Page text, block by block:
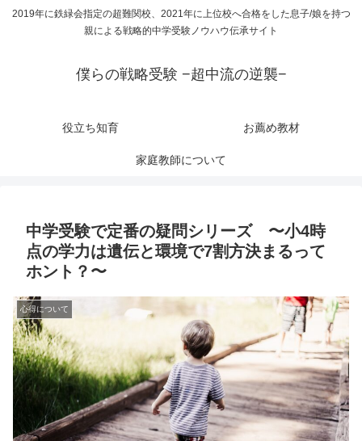
2019年に鉄緑会指定の超難関校、2021年に上位校へ合格をした息子/娘を持つ
親による戦略的中学受験ノウハウ伝承サイト
僕らの戦略受験 −超中流の逆襲−
役立ち知育 お薦め教材
家庭教師について
中学受験で定番の疑問シリーズ 〜小4時
点の学力は遺伝と環境で7割方決まるって
ホント？〜
心得について